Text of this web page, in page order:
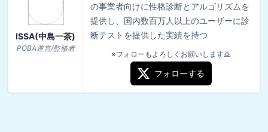
ISSA(中島一茶)
POBA運営/監修者
の事業者向けに性格診断とアルゴリズムを
提供し、国内数百万人以上のユーザーに診
断テストを提供した実績を持つ
※フォローもよろしくお願いします🙇
フォローする